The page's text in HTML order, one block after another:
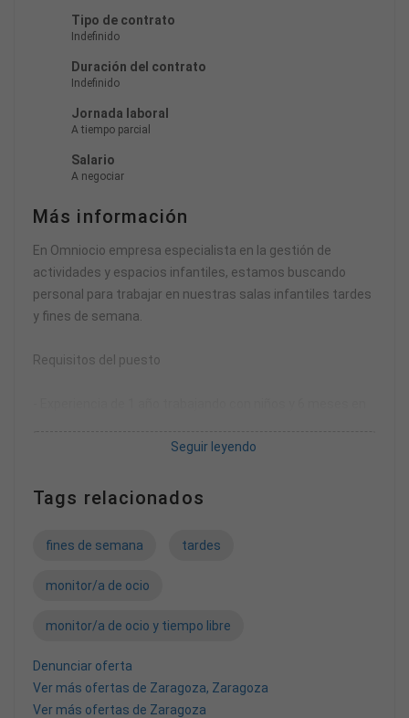
Tipo de contrato
Indefinido
Duración del contrato
Indefinido
Jornada laboral
A tiempo parcial
Salario
A negociar
Más información
En Omniocio empresa especialista en la gestión de
actividades y espacios infantiles, estamos buscando
personal para trabajar en nuestras salas infantiles tardes
y fines de semana.
Requisitos del puesto
- Tener el certificado de delitos de naturaleza sexual
especialidad ó título de técnico/a en Educación Infantil
Seguir leyendo
Tags relacionados
fines de semana tardes
monitor/a de ocio
monitor/a de ocio y tiempo libre
Denunciar oferta
Ver más ofertas de Zaragoza, Zaragoza
Ver más ofertas de Zaragoza